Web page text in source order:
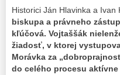
Historici Ján Hlavinka a Ivan
biskupa a právneho
kľúčová. Vojtaššák
žiadosť, v ktorej
Morávka za
do celého procesu